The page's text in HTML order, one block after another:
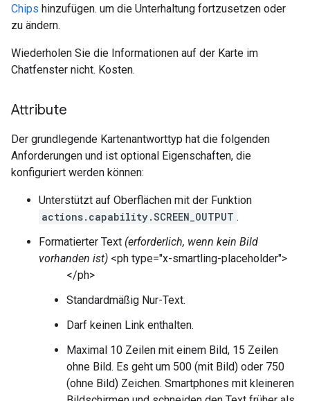
Chips hinzufügen. um die Unterhaltung fortzusetzen oder
zu ändern.
Wiederholen Sie die Informationen auf der Karte im
Chatfenster nicht. Kosten.
Attribute
Der grundlegende Kartenantworttyp hat die folgenden
Anforderungen und ist optional Eigenschaften, die
konfiguriert werden können:
Unterstützt auf Oberflächen mit der Funktion
actions.capability.SCREEN_OUTPUT .
Formatierter Text (erforderlich, wenn kein Bild
vorhanden ist) <ph type="x-smartling-placeholder">
</ph>
Standardmäßig Nur-Text.
Darf keinen Link enthalten.
Maximal 10 Zeilen mit einem Bild, 15 Zeilen
ohne Bild. Es geht um 500 (mit Bild) oder 750
(ohne Bild) Zeichen. Smartphones mit kleineren